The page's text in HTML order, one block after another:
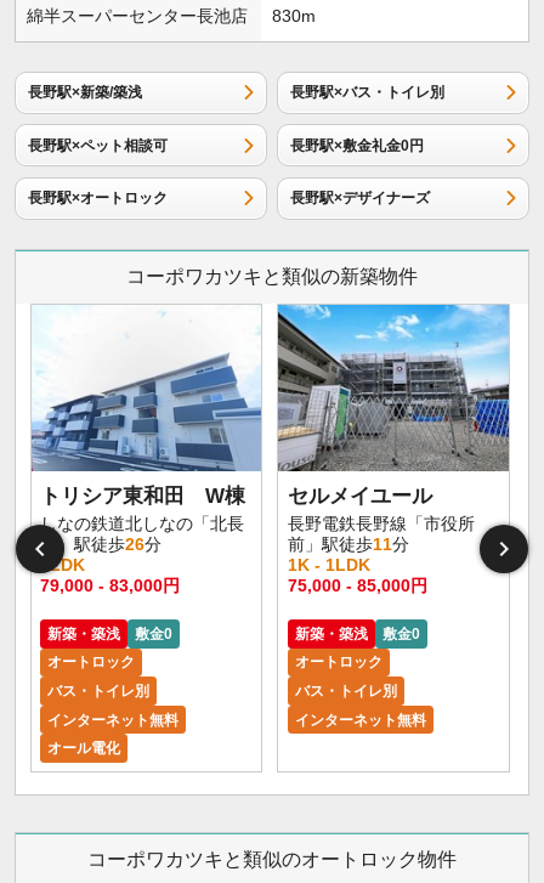
綿半スーパーセンター長池店 830m
長野駅×新築/築浅 長野駅×バス・トイレ別
長野駅×ペット相談可 長野駅×敷金礼金0円
長野駅×オートロック 長野駅×デザイナーズ
コーポワカツキと類似の新築物件
トリシア東和田 W棟
しなの鉄道北しなの「北長
野」駅徒歩26分
1LDK
79,000 - 83,000円
新築・築浅
敷金0
オートロック
バス・トイレ別
インターネット無料
オール電化
セルメイユール
長野電鉄長野線「市役所
前」駅徒歩11分
1K - 1LDK
75,000 - 85,000円
新築・築浅
敷金0
オートロック
バス・トイレ別
インターネット無料
コーポワカツキと類似のオートロック物件